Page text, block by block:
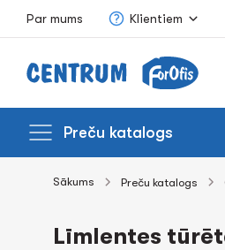
Par mums Klientiem
Preču katalogs
Sākums Preču katalogs
Līmlentes